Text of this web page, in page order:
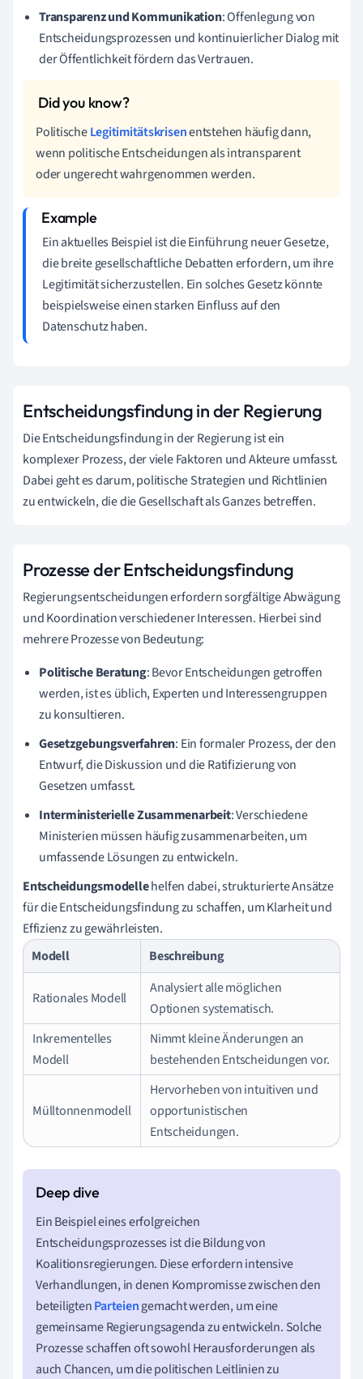
Transparenz und Kommunikation: Offenlegung von
Entscheidungsprozessen und kontinuierlicher Dialog mit
der Öffentlichkeit fördern das Vertrauen.
PolitischeLegitimitätskrisenentstehen häufig dann,
wenn politische Entscheidungen als intransparent
oder ungerecht wahrgenommen werden.
Ein aktuelles Beispiel ist die Einführung neuer Gesetze,
die breite gesellschaftliche Debatten erfordern, um ihre
Legitimität sicherzustellen. Ein solches Gesetz könnte
beispielsweise einen starken Einfluss auf den
Datenschutz haben.
Entscheidungsfindung in der Regierung
Die Entscheidungsfindung in der Regierung ist ein
komplexer Prozess, der viele Faktoren und Akteure umfasst.
Dabei geht es darum, politische Strategien und Richtlinien
zu entwickeln, die die Gesellschaft als Ganzes betreffen.
Prozesse der Entscheidungsfindung
Regierungsentscheidungen erfordern sorgfältige Abwägung
und Koordination verschiedener Interessen. Hierbei sind
mehrere Prozesse von Bedeutung:
Politische Beratung: Bevor Entscheidungen getroffen
werden, ist es üblich, Experten und Interessengruppen
zu konsultieren.
Gesetzgebungsverfahren: Ein formaler Prozess, der den
Entwurf, die Diskussion und die Ratifizierung von
Gesetzen umfasst.
Interministerielle Zusammenarbeit: Verschiedene
Ministerien müssen häufig zusammenarbeiten, um
umfassende Lösungen zu entwickeln.
Entscheidungsmodellehelfen dabei, strukturierte Ansätze
für die Entscheidungsfindung zu schaffen, um Klarheit und
Effizienz zu gewährleisten.
Modell
Beschreibung
Rationales Modell
Analysiert alle möglichen
Optionen systematisch.
Inkrementelles
Modell
Nimmt kleine Änderungen an
bestehenden Entscheidungen vor.
Mülltonnenmodell
Hervorheben von intuitiven und
opportunistischen
Entscheidungen.
Ein Beispiel eines erfolgreichen
Entscheidungsprozesses ist die Bildung von
Koalitionsregierungen. Diese erfordern intensive
Verhandlungen, in denen Kompromisse zwischen den
beteiligtenParteiengemacht werden, um eine
gemeinsame Regierungsagenda zu entwickeln. Solche
Prozesse schaffen oft sowohl Herausforderungen als
auch Chancen, um die politischen Leitlinien zu